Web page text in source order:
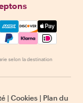
Visa, Amex,
selon la destination
| Cookies | Plan du